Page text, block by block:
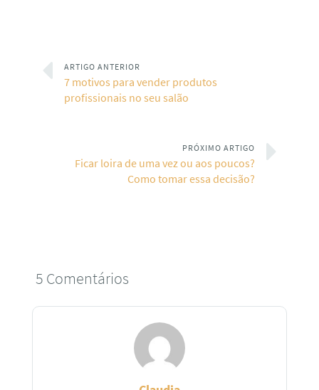
ARTIGO ANTERIOR
7 motivos para vender produtos
profissionais no seu salão
PRÓXIMO ARTIGO
Ficar loira de uma vez ou aos poucos?
Como tomar essa decisão?
5 Comentários